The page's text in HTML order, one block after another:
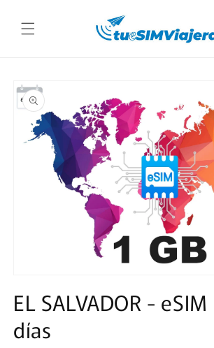
al contenido
a la
información
del producto
multimedia
1
en
una
ventana
EL SALVADOR -
días